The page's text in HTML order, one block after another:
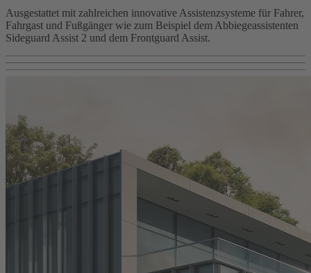
Ausgestattet mit zahlreichen innovative Assistenzsysteme für Fahrer,
Fahrgast und Fußgänger wie zum Beispiel dem Abbiegeassistenten
Sideguard Assist 2 und dem Frontguard Assist.